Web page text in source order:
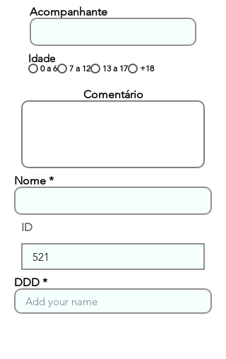
Acompanhante
Idade
0 a 6 7 a 12 13 a 17 +18
Comentário
Nome
ID
DDD